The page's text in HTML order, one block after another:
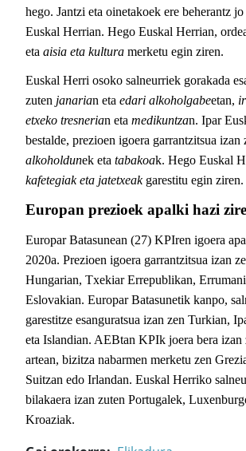
hego. Jantzi eta oinetakoek ere beherantz
Euskal Herrian. Hego Euskal Herrian,
eta aisia eta kultura merketu egin ziren.
Euskal Herri osoko salneurriek gorakada
zuten janarian eta edari alkoholgabeetan,
etxeko tresnerian eta medikuntzan. Ipar
bestalde, prezioen igoera garrantzitsua izan
alkoholdunek eta tabakoak. Hego Euskal
kafetegiak eta jatetxeakgarestitu egin ziren.
Europan prezioek apalki hazi
Europar Batasunean (27) KPIren igoera
2020a. Prezioen igoera garrantzitsua izan
Hungarian, Txekiar Errepublikan,
Eslovakian. Europar Batasunetik kanpo,
garestitze esanguratsua izan zen Turkian,
eta Islandian. AEBtan KPIk joera bera izan
artean, bizitza nabarmen merketu zen
Suitzan edo Irlandan. Euskal Herriko
bilakaera izan zuten Portugalek,
Kroaziak.